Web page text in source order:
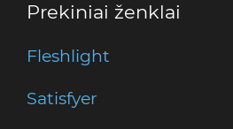
Prekiniai ženklai
Fleshlight
Satisfyer